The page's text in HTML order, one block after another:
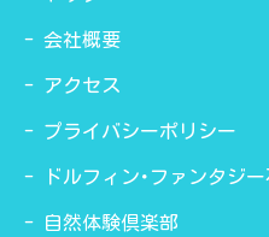
会社概要
アクセス
プライバシーポリシー
ドルフィン･ファンタジ
自然体験倶楽部